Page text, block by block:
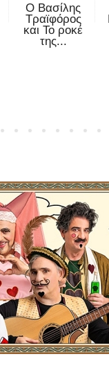
Ο Βασίλης
Τραϊφόρος
και Το ροκέ
της...